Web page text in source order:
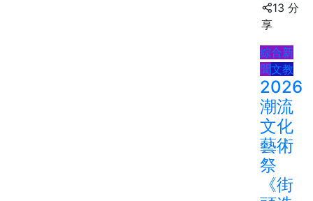
13 分
享
綜合新
聞文教
2026
潮流
文化
藝術
祭
《街